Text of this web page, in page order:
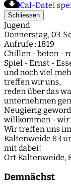
iCal-Datei
Schliessen
Jugend
Donnerstag, 03.
Aufrufe : 1819
Chillen - beten -
Spiel - Ernst -
und noch viel
treffen wir uns,
reden über das
unternehmen
Neugierig
willkommen - wir
Wir treffen uns
Kaltenweide 83
mit dabei!
OrtKaltenweide,
Demnächst